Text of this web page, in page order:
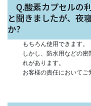
Q.酸素カプセルの
と聞きましたが、夜
か?
もちろん使用できます。
しかし、防水用などの
れがあります。
お客様の責任においてご